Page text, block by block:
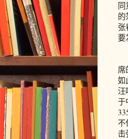
同
的
张
要
席
如
汪
于
不
击